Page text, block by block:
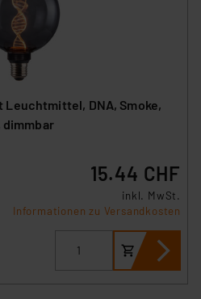
Leuchtmittel, DNA, Smoke,
dimmbar
15.44 CHF
inkl. MwSt.
Informationen zu Versandkosten